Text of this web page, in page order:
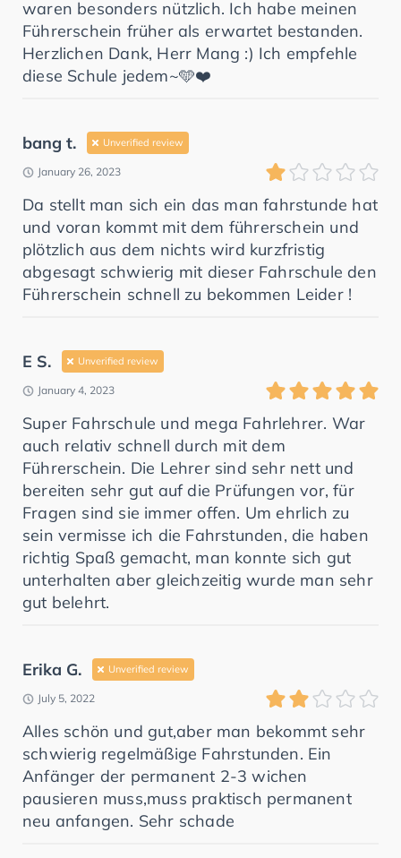
waren besonders nützlich. Ich habe meinen
Führerschein früher als erwartet bestanden.
Herzlichen Dank, Herr Mang :) Ich empfehle
diese Schule jedem~🩵❤️
bang t. Unverified review
January 26, 2023
Da stellt man sich ein das man fahrstunde hat
und voran kommt mit dem führerschein und
plötzlich aus dem nichts wird kurzfristig
abgesagt schwierig mit dieser Fahrschule den
Führerschein schnell zu bekommen Leider !
E S. Unverified review
January 4, 2023
Super Fahrschule und mega Fahrlehrer. War
auch relativ schnell durch mit dem
Führerschein. Die Lehrer sind sehr nett und
bereiten sehr gut auf die Prüfungen vor, für
Fragen sind sie immer offen. Um ehrlich zu
sein vermisse ich die Fahrstunden, die haben
richtig Spaß gemacht, man konnte sich gut
unterhalten aber gleichzeitig wurde man sehr
gut belehrt.
Erika G. Unverified review
July 5, 2022
Alles schön und gut,aber man bekommt sehr
schwierig regelmäßige Fahrstunden. Ein
Anfänger der permanent 2-3 wichen
pausieren muss,muss praktisch permanent
neu anfangen. Sehr schade